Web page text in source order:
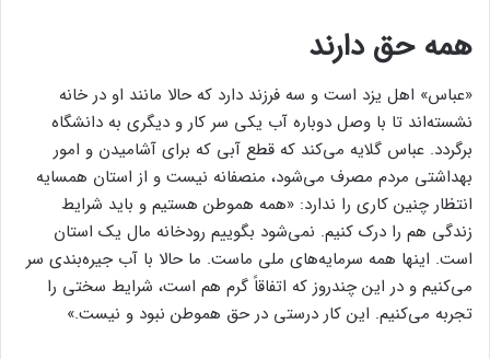
همه حق دارند
«عباس» اهل یزد است و سه فرزند دارد که حالا مانند او در خانه
نشسته‌اند تا با وصل دوباره آب یکی سر کار و دیگری به دانشگاه
برگردد. عباس گلایه می‌کند که قطع آبی که برای آشامیدن و امور
بهداشتی مردم مصرف می‌شود، منصفانه نیست و از استان همسایه
انتظار چنین کاری را ندارد: «همه هموطن هستیم و باید شرایط
زندگی هم را درک کنیم. نمی‌شود بگوییم رودخانه مال یک استان
است. اینها همه سرمایه‌های ملی ماست. ما حالا با آب جیره‌بندی سر
می‌کنیم و در این چندروز که اتفاقاً گرم هم است، شرایط سختی را
تجربه می‌کنیم. این کار درستی در حق هموطن نبود و نیست.»